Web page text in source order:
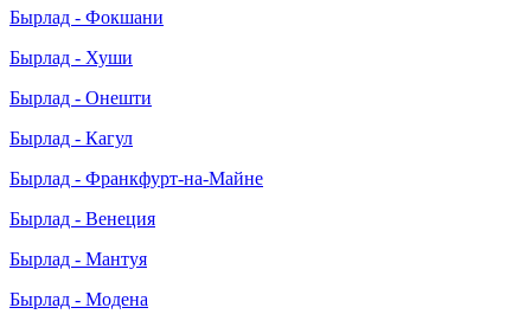
Бырлад - Фокшани
Бырлад - Хуши
Бырлад - Онешти
Бырлад - Кагул
Бырлад - Франкфурт-на-Майне
Бырлад - Венеция
Бырлад - Мантуя
Бырлад - Модена